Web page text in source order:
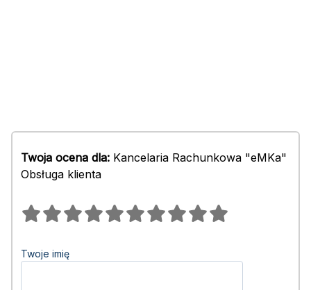
Twoja ocena dla: Kancelaria Rachunkowa "eMKa"
Obsługa klienta
Twoje imię